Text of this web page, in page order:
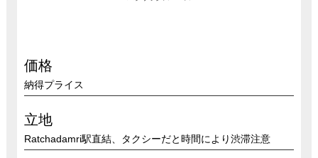
価格
納得プライス
立地
Ratchadamri駅直結、タクシーだと時間により渋滞注意